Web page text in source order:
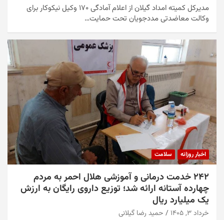
مدیرکل کمیته امداد گیلان از اعلام آمادگی ۱۷۰ وکیل نیکوکار برای
وکالت معاضدتی مددجویان تحت حمایت…
اخبار روزانه سلامت
۲۴۲ خدمت درمانی و آموزشی هلال احمر به مردم
چهارده آستانه ارائه شد؛ توزیع داروی رایگان به ارزش
یک میلیارد ریال
خرداد ۳, ۱۴۰۵ حمید رضا گیلانی